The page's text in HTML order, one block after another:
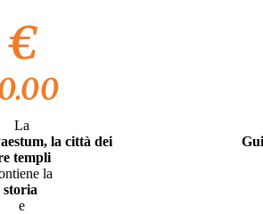
€
La
la città dei
templi
la
storia
e